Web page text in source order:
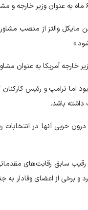
مایکل والتز از منصب
خارجه آمریکا به عنوان
اما ترامپ و رئیس
باشد.
از اعضای وفادار به